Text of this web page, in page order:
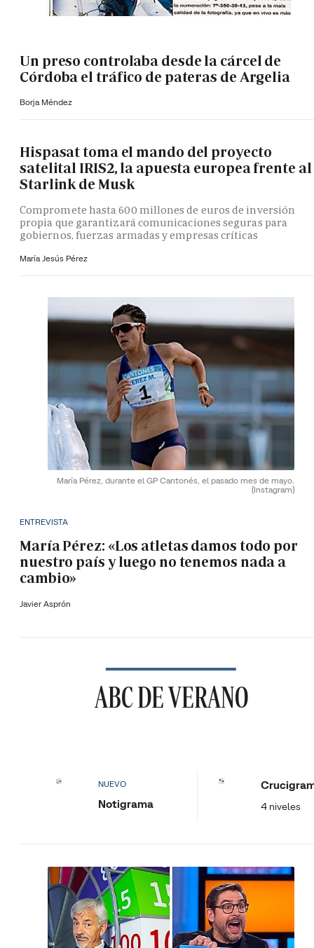
Un preso controlaba desde la cárcel de
Córdoba el tráfico de pateras de Argelia
Borja Méndez
Hispasat toma el mando del proyecto
satelital IRIS2, la apuesta europea frente al
Starlink de Musk
Compromete hasta 600 millones de euros de inversión
propia que garantizará comunicaciones seguras para
gobiernos, fuerzas armadas y empresas críticas
María Jesús Pérez
María Pérez, durante el GP Cantonés, el pasado mes de mayo.
(Instagram)
ENTREVISTA
María Pérez: «Los atletas damos todo por
nuestro país y luego no tenemos nada a
cambio»
Javier Asprón
ABC DE VERANO
NUEVO
Notigrama 4 niveles